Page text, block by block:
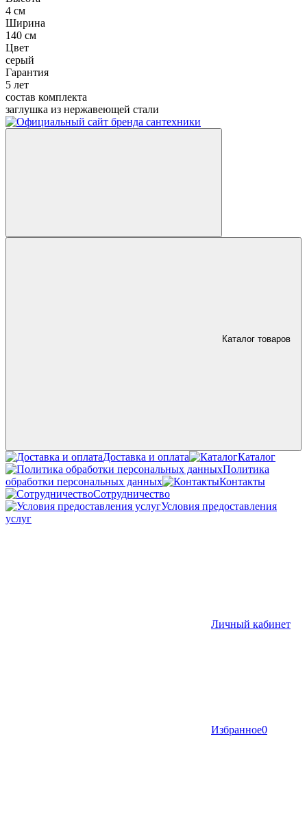
4 см
Ширина
140 см
Цвет
серый
Гарантия
5 лет
состав комплекта
заглушка из нержавеющей стали
Каталог товаров
Доставка и оплата
Каталог
Политика
обработки персональных данных
Контакты
Сотрудничество
Условия предоставления
услуг
Личный кабинет
Избранное0